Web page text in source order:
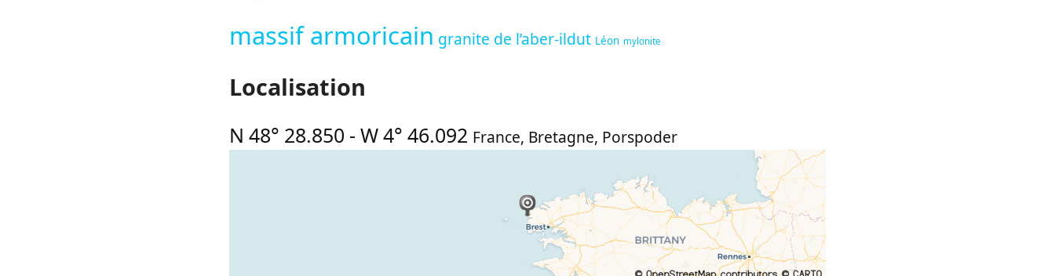
massif armoricain granite de l’aber-ildut Léon mylonite
Localisation
N 48° 28.850 - W 4° 46.092 France, Bretagne, Porspoder